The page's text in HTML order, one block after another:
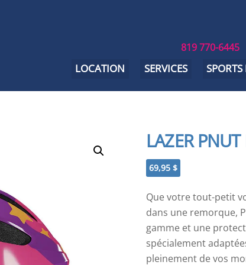
819 770-6445
LOCATION SERVICES
LAZER
69,95 $
Que votre tout-petit
dans une remorque,
gamme et une
spécialement
pleinement de vos